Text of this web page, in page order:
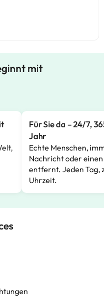
mit
Für Sie da – 24/7,
Jahr
Echte Menschen,
Nachricht oder
entfernt. Jeden Tag,
Uhrzeit.